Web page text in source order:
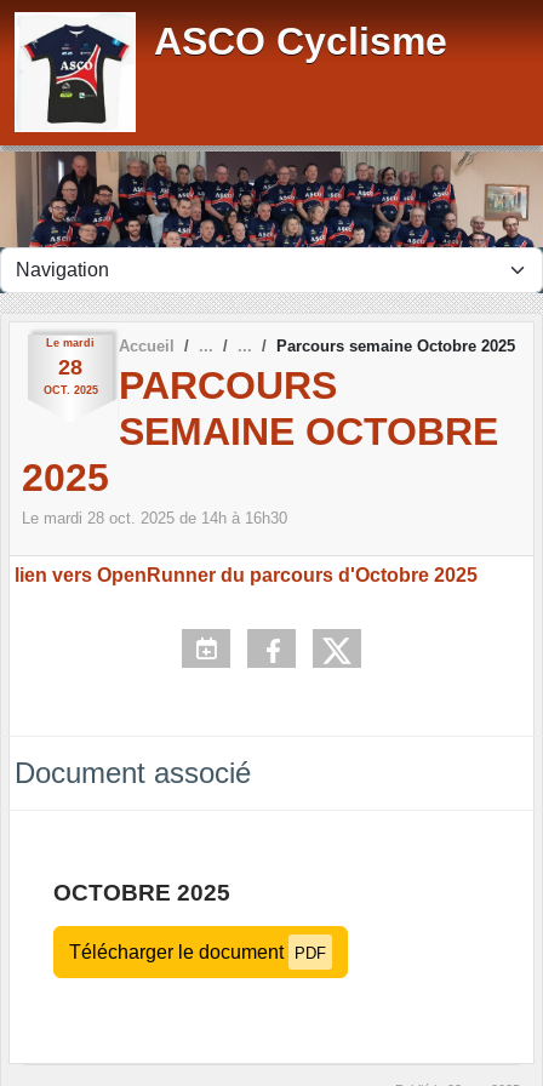
ASCO Cyclisme
Le mardi
28
OCT. 2025
Accueil Parcours semaine Octobre 2025
PARCOURS
SEMAINE OCTOBRE
2025
Le mardi 28 oct. 2025 de 14h à 16h30
lien vers OpenRunner du parcours d'Octobre 2025
Document associé
OCTOBRE 2025
Télécharger le document PDF
Panneau de gestion des cookies